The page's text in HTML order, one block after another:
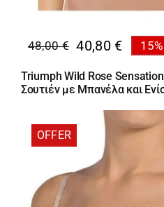
48,00€
Original
price
was:
40,80 €
Η
τρέχουσα
τιμή
40,80 €.
Triumph Wild Rose Sensation
Σουτιέν με Μπανέλα και
OFFER